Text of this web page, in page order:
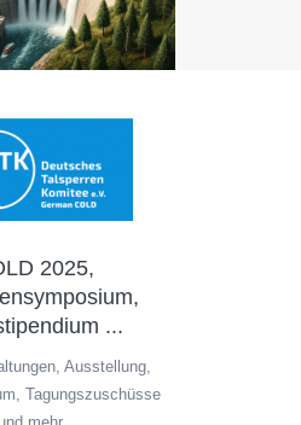
2025,
...
Ausstellung,
Tagungszuschüsse